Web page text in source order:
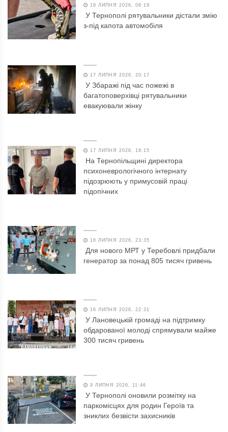
18 ЛИПНЯ 2026, 06:19
У Тернополі рятувальники дістали змію
з-під капота автомобіля
17 ЛИПНЯ 2026, 20:17
У Збаражі під час пожежі в
багатоповерхівці рятувальники
евакуювали жінку
17 ЛИПНЯ 2026, 18:15
На Тернопільщині директора
психоневрологічного інтернату
підозрюють у примусовій праці
підопічних
16 ЛИПНЯ 2026, 23:35
Для нового МРТ у Теребовлі придбали
генератор за понад 805 тисяч гривень
16 ЛИПНЯ 2026, 22:31
У Лановецькій громаді на підтримку
обдарованої молоді спрямували майже
300 тисяч гривень
9 ЛИПНЯ 2026, 11:46
У Тернополі оновили розмітку на
паркомісцях для родин Героїв та
зниклих безвісти захисників